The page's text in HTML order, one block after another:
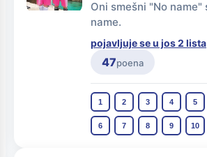
Oni smešni "No name"
name.
pojavljuje se u jos 2 lista
47poena
1 2 3 4 5
6 7 8 9 10